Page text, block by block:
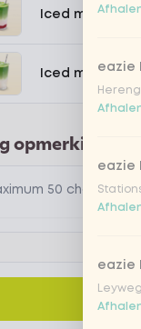
Iced matcha
Iced matcha
opmerking toe
eazie
eazie
eazie
Leyweg